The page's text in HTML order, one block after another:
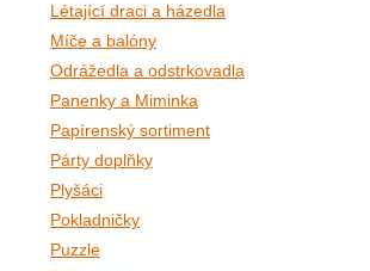
Létající draci a házedla
Míče a balóny
Odrážedla a odstrkovadla
Panenky a Miminka
Papírenský sortiment
Párty doplňky
Plyšáci
Pokladničky
Puzzle